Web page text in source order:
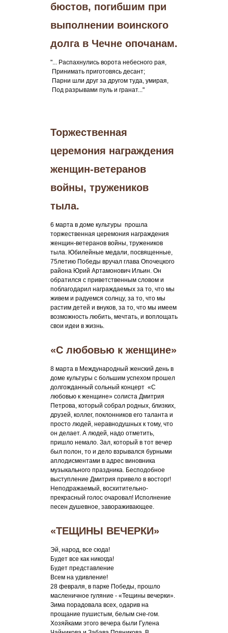
бюстов, погибшим при
выполнении воинского
долга в Чечне опочанам.
"... Распахнулись ворота небесного рая,
Принимать приготовясь десант;
Парни шли друг за другом туда, умирая,
Под разрывами пуль и гранат..."
Торжественная
церемония награждения
женщин-ветеранов
войны, тружеников
тыла.
6 марта в доме культуры прошла
торжественная церемония награждения
женщин-ветеранов войны, тружеников
тыла. Юбилейные медали, посвященные,
75летию Победы вручал глава Опочецкого
района Юрий Артамонович Ильин. Он
обратился с приветственным словом и
поблагодарил награждаемых за то, что мы
живем и радуемся солнцу, за то, что мы
растим детей и внуков, за то, что мы имеем
возможность любить, мечтать, и воплощать
свои идеи в жизнь.
«С любовью к женщине»
8 марта в Международный женский день в
доме культуры с большим успехом прошел
долгожданный сольный концерт «С
любовью к женщине» солиста Дмитрия
Петрова, который собрал родных, близких,
друзей, коллег, поклонников его таланта и
просто людей, неравнодушных к тому, что
он делает. А людей, надо отметить,
пришло немало. Зал, который в тот вечер
был полон, то и дело взрывался бурными
аплодисментами в адрес виновника
музыкального праздника. Бесподобное
выступление Дмитрия привело в восторг!
Неподражаемый, восхитительно-
прекрасный голос очаровал! Исполнение
песен душевное, завораживающее.
«ТЕЩИНЫ ВЕЧЕРКИ»
Эй, народ, все сюда!
Будет все как никогда!
Будет представление
Всем на удивление!
28 февраля, в парке Победы, прошло
масленичное гуляние - «Тещины вечерки».
Зима порадовала всех, одарив на
прощание пушистым, белым сне-гом.
Хозяйками этого вечера были Гулена